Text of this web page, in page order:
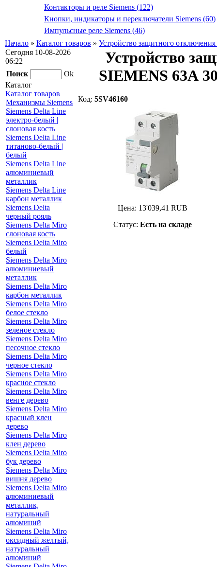
Контакторы и реле Siemens (122)
Кнопки, индикаторы и переключатели Siemens (60)
Импульсные реле Siemens (46)
Начало » Каталог товаров » Устройство защитного
Сегодня 10-08-2026
06:22
Поиск
Ok
Каталог
Каталог товаров
Механизмы Siemens
Siemens Delta Line
электро-белый |
слоновая кость
Siemens Delta Line
титаново-белый |
белый
Siemens Delta Line
алюминиевый
металлик
Siemens Delta Line
карбон металлик
Siemens Delta
черный рояль
Siemens Delta Miro
слоновая кость
Siemens Delta Miro
белый
Siemens Delta Miro
алюминиевый
металлик
Siemens Delta Miro
карбон металлик
Siemens Delta Miro
белое стекло
Siemens Delta Miro
зеленое стекло
Siemens Delta Miro
песочное стекло
Siemens Delta Miro
черное стекло
Siemens Delta Miro
красное стекло
Siemens Delta Miro
венге дерево
Siemens Delta Miro
красный клен
дерево
Siemens Delta Miro
клен дерево
Siemens Delta Miro
бук дерево
Siemens Delta Miro
вишня дерево
Siemens Delta Miro
алюминиевый
металлик,
натуральный
алюминий
Siemens Delta Miro
оксидный желтый,
натуральный
алюминий
Устройство
SIEMENS 63А
Код: 5SV46160
Цена: 13'039,41 RUB
Статус: Есть на складе